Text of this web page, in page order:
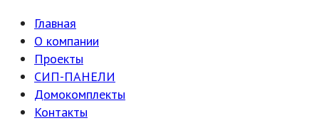
Главная
О компании
Проекты
СИП-ПАНЕЛИ
Домокомплекты
Контакты